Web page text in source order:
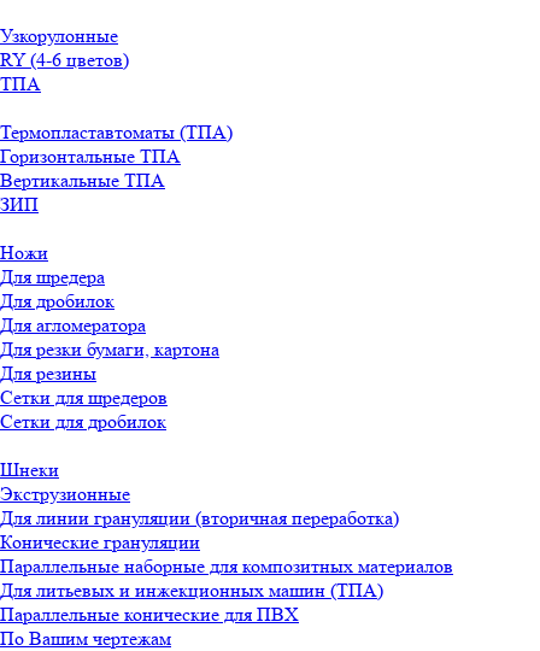
Узкорулонные
RY (4-6 цветов)
ТПА
Термопластавтоматы (ТПА)
Горизонтальные ТПА
Вертикальные ТПА
ЗИП
Ножи
Для шредера
Для дробилок
Для агломератора
Для резки бумаги, картона
Для резины
Сетки для шредеров
Сетки для дробилок
Шнеки
Экструзионные
Для линии грануляции (вторичная переработка)
Конические грануляции
Параллельные наборные для композитных материалов
Для литьевых и инжекционных машин (ТПА)
Параллельные конические для ПВХ
По Вашим чертежам